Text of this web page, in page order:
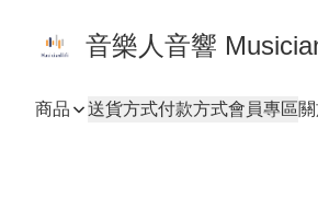
音樂人音響
商品 送貨方式付款方式會員專區